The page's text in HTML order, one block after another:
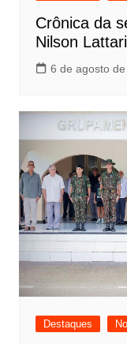
Crônica da
Nilson Lattari
6 de agosto
Destaques